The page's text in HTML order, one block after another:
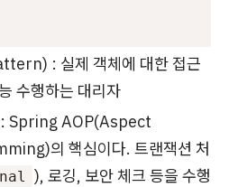
: 실제 객체에 대한 접근
수행하는 대리자
Spring AOP(Aspect
의 핵심이다. 트랜잭션 처
), 로깅, 보안 체크 등을 수행